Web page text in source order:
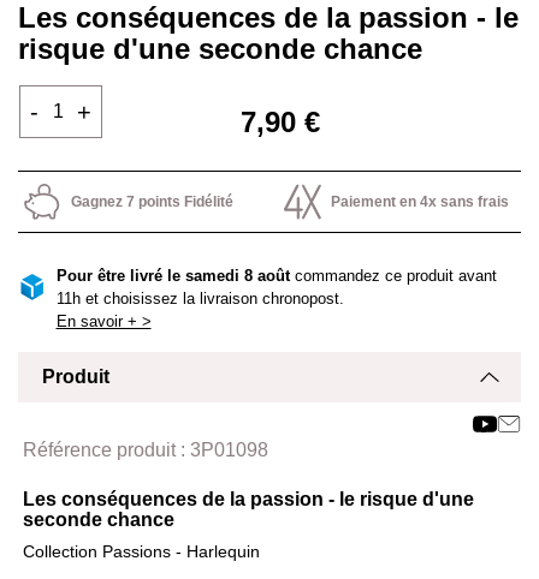
Les conséquences de la passion - le
risque d'une seconde chance
7,90 €
- +
Gagnez 7 points Fidélité Paiement en 4x sans frais
Pour être livré le samedi 8 aoûtcommandez ce produit avant
11h et choisissez la livraison chronopost.
En savoir + >
Produit
Référence produit : 3P01098
Les conséquences de la passion - le risque d'une
seconde chance
Collection Passions - Harlequin